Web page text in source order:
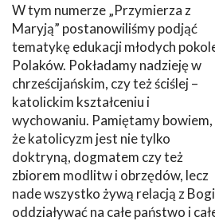
W tym numerze „Przymierza z
Maryją” postanowiliśmy podjąć
tematykę edukacji młodych
Polaków. Pokładamy nadzieję w
chrześcijańskim, czy też ściślej –
katolickim kształceniu i
wychowaniu. Pamiętamy bowiem,
że katolicyzm jest nie tylko
doktryną, dogmatem czy też
zbiorem modlitw i obrzędów, lecz
nade wszystko żywą relacją z
oddziaływać na całe państwo i